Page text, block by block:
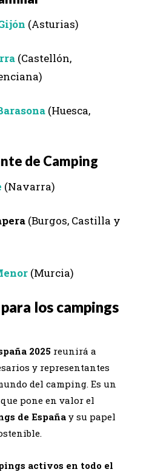
(Asturias)
(Castellón,
(Huesca,
de Camping
(Navarra)
(Burgos, Castilla y
(Murcia)
los campings
2025 reunirá a
y representantes
del camping. Es un
pone en valor el
de Españay su papel
activos en todo el